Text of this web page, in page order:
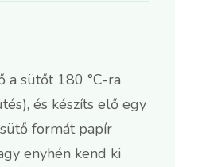
a sütőt 180 °C-ra
és készíts elő egy
formát papír
enyhén kend ki